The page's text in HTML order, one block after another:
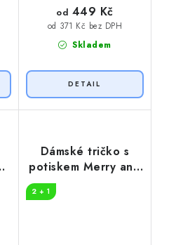
Skladem
od 371 Kč bez DPH
od 449 Kč
Dámské tričko s
potiskem Merry and
2 + 1